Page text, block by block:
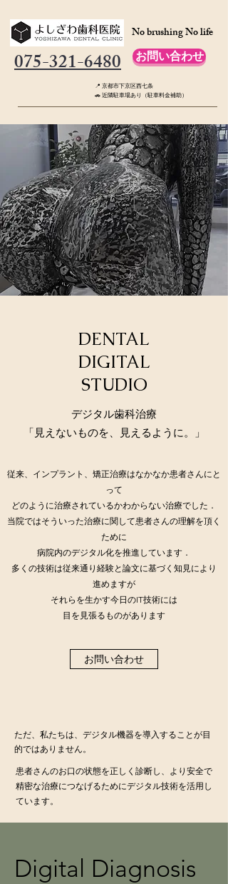
075-321-6480
No brushing No life
お問い合わせ
📍 京都市下京区西七条
🚗 近隣駐車場あり（駐車料金補助）
DENTAL
DIGITAL
STUDIO
​​デジタル歯科治療
「見えないものを、見えるように。」
従来、インプラント、矯正治療はなかなか患者さんにと
って
どのように治療されているかわからない治療でした．
当院ではそういった治療に関して患者さんの理解を頂く
ために
病院内のデジタル化を推進しています．
多くの技術は従来通り経験と論文に基づく知見により
進めますが
それらを生かす今日のIT技術には
目を見張るものがあります
お問い合わせ
ただ、私たちは、デジタル機器を導入することが目
的ではありません。
患者さんのお口の状態を正しく診断し、より安全で
精密な治療につなげるためにデジタル技術を活用し
ています。
Digital Diagnosis